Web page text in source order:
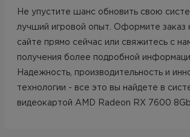
Не упустите шанс обновить свою
лучший игровой опыт. Оформите заказ
сайте прямо сейчас или свяжитесь с
получения более подробной
Надежность, производительность и
технологии - все это вы найдете в
видеокартой AMD Radeon RX 7600 8Gb.